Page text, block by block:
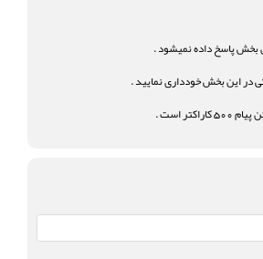
بخش پاسخ داده نمیشود .
در این بخش خودداری نمایید .
است .